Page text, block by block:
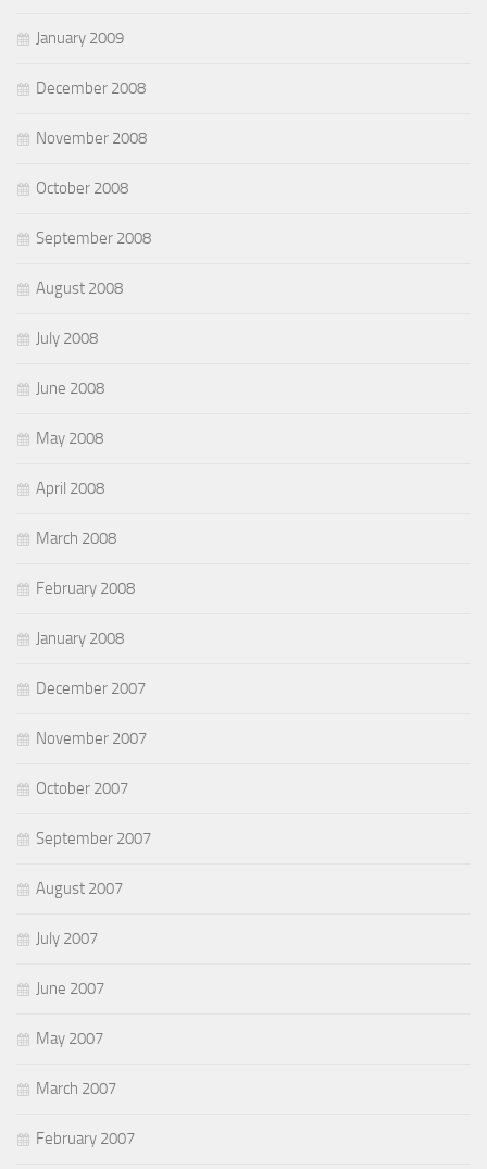
January 2009
December 2008
November 2008
October 2008
September 2008
August 2008
July 2008
June 2008
May 2008
April 2008
March 2008
February 2008
January 2008
December 2007
November 2007
October 2007
September 2007
August 2007
July 2007
June 2007
May 2007
March 2007
February 2007